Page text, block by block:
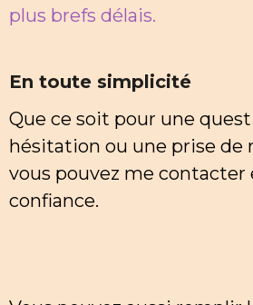
plus brefs délais.
En toute simplicité
Que ce soit pour une
hésitation ou une prise de
vous pouvez me contacter
confiance.